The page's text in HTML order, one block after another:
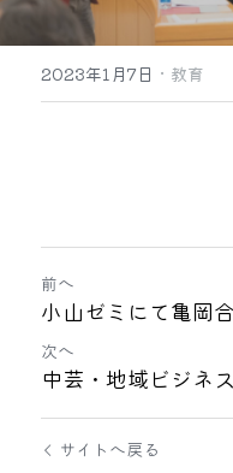
お問い合わせ
検索
2023年1月7日 · 教育
前へ
小山ゼミにて亀岡
次へ
中芸・地域ビジネ
サイトへ戻る